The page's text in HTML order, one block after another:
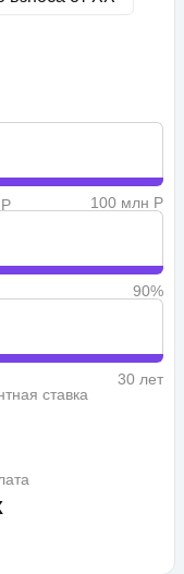
100 млн Р
90%
30 лет
ставка